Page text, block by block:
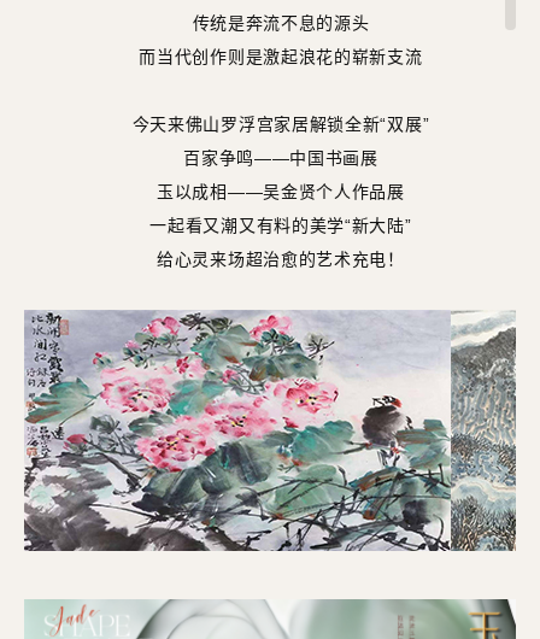
传统是奔流不息的源头
而当代创作则是激起浪花的崭新支流
今天来佛山罗浮宫家居解锁全新“双展”
百家争鸣——中国书画展
玉以成相——吴金贤个人作品展
一起看又潮又有料的美学“新大陆”
给心灵来场超治愈的艺术充电！